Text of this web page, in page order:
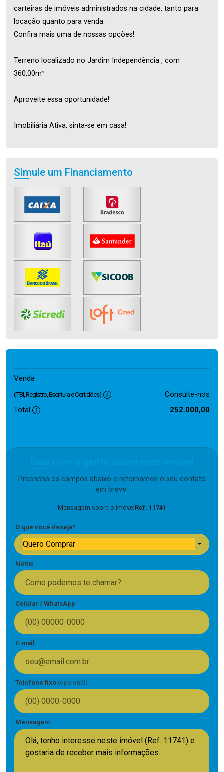
carteiras de imóveis administrados na cidade, tanto para
locação quanto para venda.
Confira mais uma de nossas opções!
Terreno localizado no Jardim Independência , com
360,00m²
Aproveite essa oportunidade!
Imobiliária Ativa, sinta-se em casa!
Simule um Financiamento
Venda
(ITBI, Registro, Escritura e Certidões)
Consulte-nos
Total
252.000,00
Preencha os campos abaixo e retornamos o seu contato
em breve.
Mensagem sobre o imóvelRef. 11741
O que você deseja?
Quero Comprar
Nome
Celular / WhatsApp
E-mail
Telefone fixo (opcional)
Mensagem